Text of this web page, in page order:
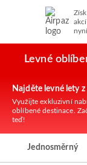
Levné
Najděte levné lety
Využijte exkluzivní
oblíbené destinace.
teď!
Jednosměrný